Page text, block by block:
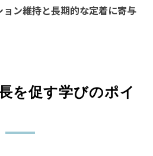
ン維持と長期的な定着に寄与
を促す学びのポイ